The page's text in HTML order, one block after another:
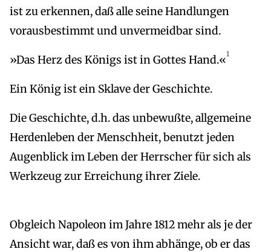
ist zu erkennen, daß alle seine Handlungen
vorausbestimmt und unvermeidbar sind.
»Das Herz des Königs ist in Gottes Hand.«1
Ein König ist ein Sklave der Geschichte.
Die Geschichte, d.h. das unbewußte, allgemeine
Herdenleben der Menschheit, benutzt jeden
Augenblick im Leben der Herrscher für sich als
Werkzeug zur Erreichung ihrer Ziele.
Obgleich Napoleon im Jahre 1812 mehr als je der
Ansicht war, daß es von ihm abhänge, ob er das